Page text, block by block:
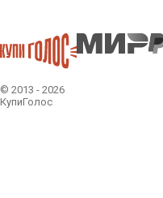
© 2013 - 2026
КупиГолос